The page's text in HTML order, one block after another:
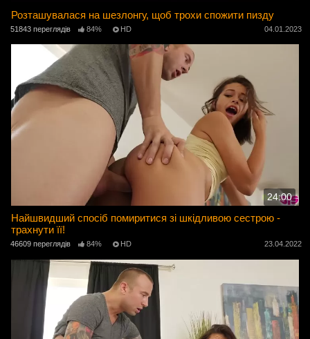
Розташувалася на шезлонгу, щоб трохи спожити пизду
51843 переглядів 84% HD 04.01.2023
24:00
Найшвидший спосіб помиритися зі шкідливою сестрою -
трахнути її!
46609 переглядів 84% HD 23.04.2022